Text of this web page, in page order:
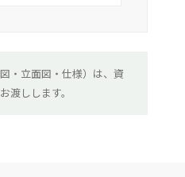
・立面図・仕様）は、資
渡しします。